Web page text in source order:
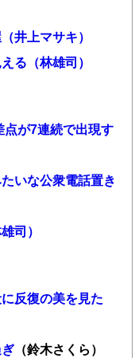
井上マサキ）
る（林雄司）
が7連続で出現す
いな公衆電話置き
司）
反復の美を見た
（鈴木さくら）